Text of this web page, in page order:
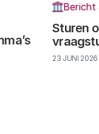
Sturen
Bericht
23 JUNI 2026